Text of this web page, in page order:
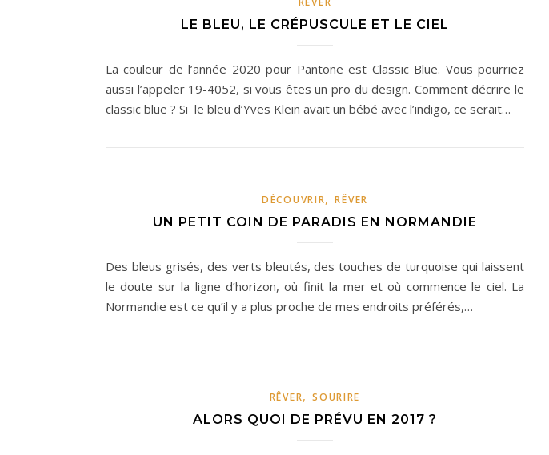
LE BLEU, LE CRÉPUSCULE ET LE CIEL
La couleur de l’année 2020 pour Pantone est Classic Blue. Vous pourriez
aussi l’appeler 19-4052, si vous êtes un pro du design. Comment décrire le
classic blue ? Si le bleu d’Yves Klein avait un bébé avec l’indigo, ce serait…
DÉCOUVRIR,RÊVER
UN PETIT COIN DE PARADIS EN NORMANDIE
Des bleus grisés, des verts bleutés, des touches de turquoise qui laissent
le doute sur la ligne d’horizon, où finit la mer et où commence le ciel. La
Normandie est ce qu’il y a plus proche de mes endroits préférés,…
RÊVER,SOURIRE
ALORS QUOI DE PRÉVU EN 2017 ?